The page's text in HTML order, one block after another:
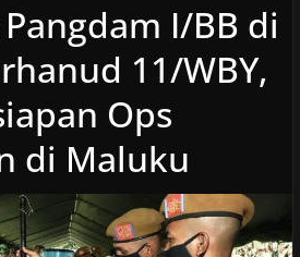
I/BB di
11/WBY,
Ops
di Maluku